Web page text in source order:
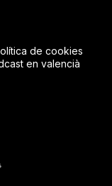
de cookies
en valencià